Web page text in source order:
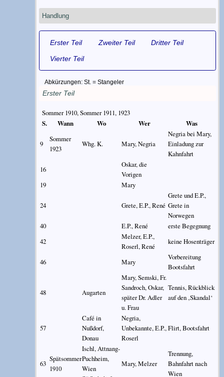
Handlung
Erster Teil Zweiter Teil
Dritter Teil
Vierter Teil
Abkürzungen: St. = Stangeler
Erster Teil
Sommer 1910, Sommer 1911, 1923
S.
Wann Wo Wer Was
9
Sommer
1923
Whg. K. Mary, Negria
Negria bei Mary,
Einladung zur
Kahnfahrt
16
Oskar, die
Vorigen
19
Mary
24 Grete, E.P., René
Grete und E.P.,
Grete in
Norwegen
40
E.P., René
erste Begegnung
42
Melzer, E.P.,
Roserl, René
keine Hosenträger
46 Mary
Vorbereitung
Bootsfahrt
48 Augarten
Mary, Semski, Fr.
Sandroch, Oskar,
später Dr. Adler
u. Frau
Tennis, Rückblick
auf den ‚Skandal‘
57
Café in
Nußdorf,
Donau
Negria,
Unbekannte, E.P.,
Roserl
Flirt, Bootsfahrt
63
Spätsommer
1910
Ischl, Attnang-
Puchheim,
Wien
Mary, Melzer
Trennung,
Bahnfahrt nach
Wien